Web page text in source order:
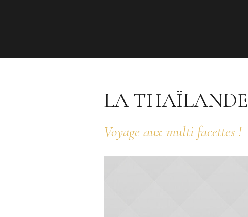
LA THAÏLANDE
Voyage aux multi facettes !